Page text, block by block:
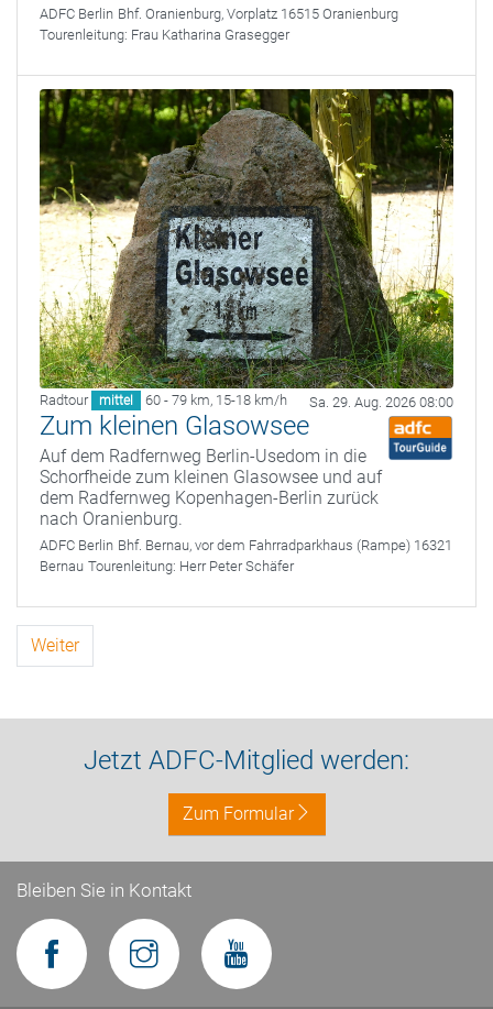
ADFC Berlin Bhf. Oranienburg, Vorplatz 16515 Oranienburg
Tourenleitung: Frau Katharina Grasegger
Radtour mittel 60 - 79 km, 15-18 km/h Sa. 29. Aug. 2026 08:00
Zum kleinen Glasowsee
Auf dem Radfernweg Berlin-Usedom in die
Schorfheide zum kleinen Glasowsee und auf
dem Radfernweg Kopenhagen-Berlin zurück
nach Oranienburg.
ADFC Berlin Bhf. Bernau, vor dem Fahrradparkhaus (Rampe) 16321
Bernau Tourenleitung: Herr Peter Schäfer
Weiter
Jetzt ADFC-Mitglied werden:
Zum Formular
Bleiben Sie in Kontakt